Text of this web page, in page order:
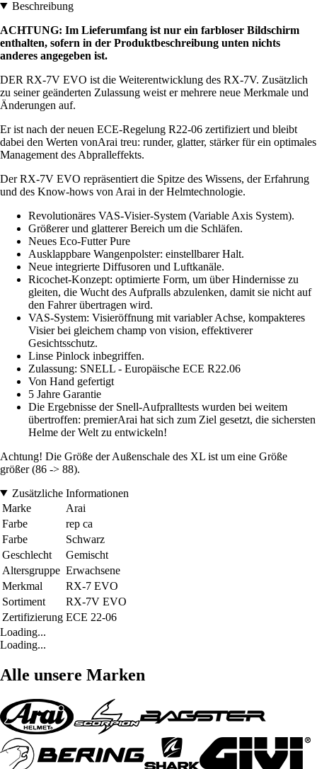
Beschreibung
ACHTUNG: Im Lieferumfang ist nur ein farbloser Bildschirm
enthalten, sofern in der Produktbeschreibung unten nichts
anderes angegeben ist.
DER RX-7V EVO ist die Weiterentwicklung des RX-7V. Zusätzlich
zu seiner geänderten Zulassung weist er mehrere neue Merkmale und
Änderungen auf.
Er ist nach der neuen ECE-Regelung R22-06 zertifiziert und bleibt
dabei den Werten vonArai treu: runder, glatter, stärker für ein optimales
Management des Abpralleffekts.
Der RX-7V EVO repräsentiert die Spitze des Wissens, der Erfahrung
und des Know-hows von Arai in der Helmtechnologie.
Revolutionäres VAS-Visier-System (Variable Axis System).
Größerer und glatterer Bereich um die Schläfen.
Neues Eco-Futter Pure
Ausklappbare Wangenpolster: einstellbarer Halt.
Neue integrierte Diffusoren und Luftkanäle.
Ricochet-Konzept: optimierte Form, um über Hindernisse zu
gleiten, die Wucht des Aufpralls abzulenken, damit sie nicht auf
den Fahrer übertragen wird.
VAS-System: Visieröffnung mit variabler Achse, kompakteres
Visier bei gleichem champ von vision, effektiverer
Gesichtsschutz.
Linse Pinlock inbegriffen.
Zulassung: SNELL - Europäische ECE R22.06
Von Hand gefertigt
5 Jahre Garantie
Die Ergebnisse der Snell-Aufpralltests wurden bei weitem
übertroffen: premierArai hat sich zum Ziel gesetzt, die sichersten
Helme der Welt zu entwickeln!
Achtung! Die Größe der Außenschale des XL ist um eine Größe
größer (86 -> 88).
Zusätzliche Informationen
Marke
Arai
Farbe
rep ca
Farbe
Schwarz
Geschlecht
Gemischt
Altersgruppe Erwachsene
Merkmal
RX-7 EVO
Sortiment
RX-7V EVO
Zertifizierung ECE 22-06
Loading...
Loading...
Alle unsere Marken